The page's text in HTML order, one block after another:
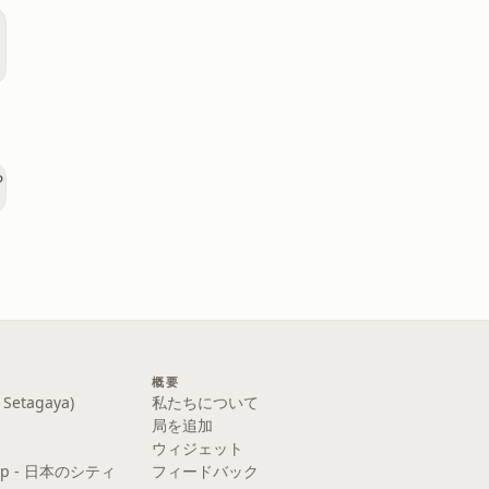
- 日本のシティ
概要
私たちについて
局を追加
ウィジェット
フィードバック